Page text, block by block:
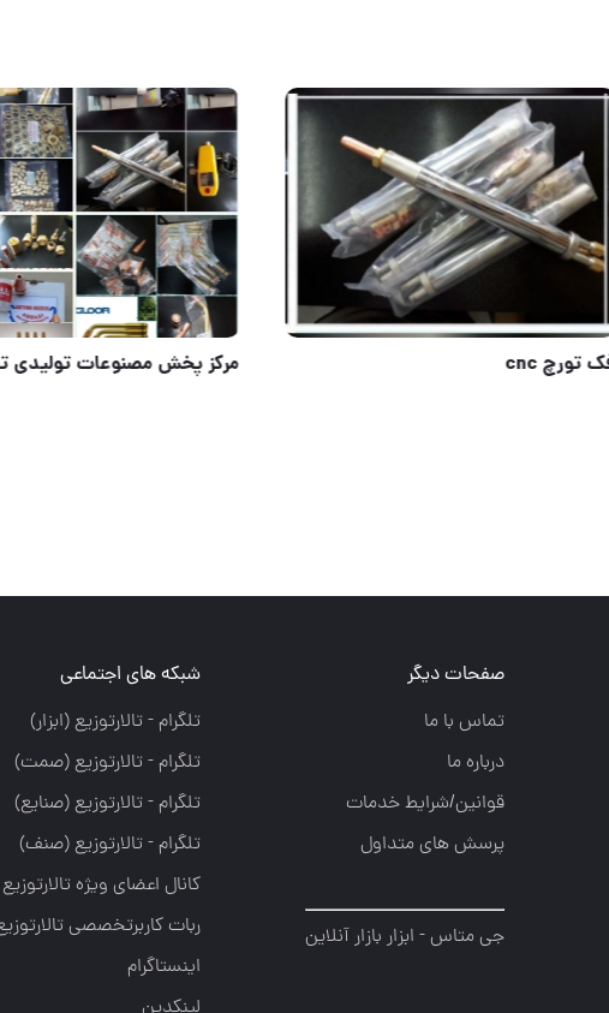
فک تورچ cnc
صفحات دیگر
تماس با ما
درباره ما
قوانین/شرایط خدمات
پرسش های متداول
جی متاس - ابزار بازار آنلاین
شبکه های اجتماعی
تلگرام - تالارتوزيع (ابزار)
تلگرام - تالارتوزيع (صمت)
تلگرام - تالارتوزيع (صنايع)
تلگرام - تالارتوزیع (صنف)
کانال اعضای ویژه تالارتوزیع
ربات کاربرتخصصی
اینستاگرام